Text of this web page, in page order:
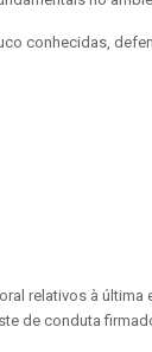
conhecidas,
relativos à última
de conduta